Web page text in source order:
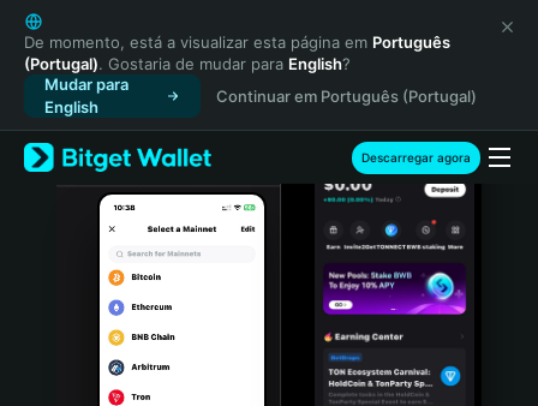
English
日本語
Tiếng Việt
Русский
Español (Latinoamérica)
Türkçe
Italiano
Português (Portugal)
Bahasa Indonesia
De momento, está a visualizar esta página em Português
(Portugal). Gostaria de mudar para English?
Mudar para
English
Continuar em Português (Portugal)
Descarregar agora